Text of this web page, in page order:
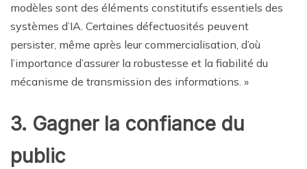
modèles sont des éléments constitutifs essentiels des
systèmes d’IA. Certaines défectuosités peuvent
persister, même après leur commercialisation, d’où
l’importance d’assurer la robustesse et la fiabilité du
mécanisme de transmission des informations. »
3. Gagner la confiance du
public